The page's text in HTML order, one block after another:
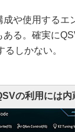
や使用するエ
ある。確実に
しかない。
の利用には